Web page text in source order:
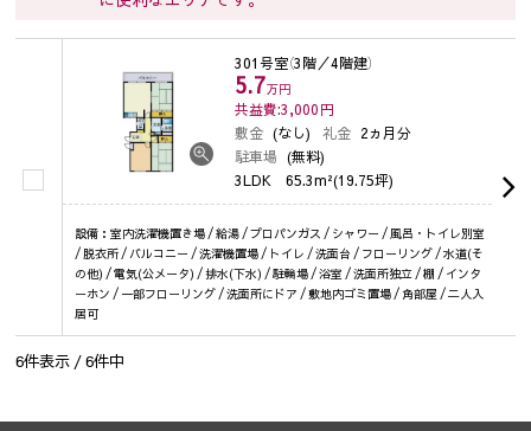
301号室（3階／4階建）
5.7万円
共益費:3,000円
敷金 (なし) 礼金 2ヵ月分
駐車場 (無料)
3LDK 65.3m²(19.75坪)
設備：室内洗濯機置き場 / 給湯 / プロパンガス / シャワー / 風呂・トイレ別室
/ 脱衣所 / バルコニー / 洗濯機置場 / トイレ / 洗面台 / フローリング / 水道(そ
の他) / 電気(公メータ) / 排水(下水) / 駐輪場 / 浴室 / 洗面所独立 / 棚 / インタ
ーホン / 一部フローリング / 洗面所にドア / 敷地内ゴミ置場 / 角部屋 / 二人入
居可
6件表示 /6件中